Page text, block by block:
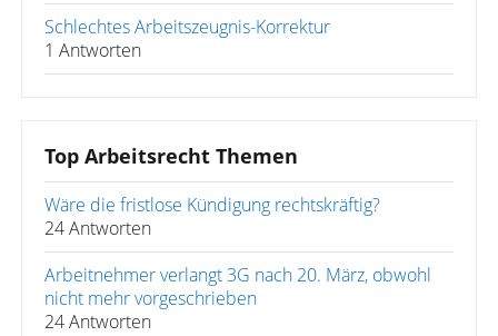
Schlechtes Arbeitszeugnis-Korrektur
1 Antworten
Top Arbeitsrecht Themen
Wäre die fristlose Kündigung rechtskräftig?
24 Antworten
Arbeitnehmer verlangt 3G nach 20. März, obwohl
nicht mehr vorgeschrieben
24 Antworten